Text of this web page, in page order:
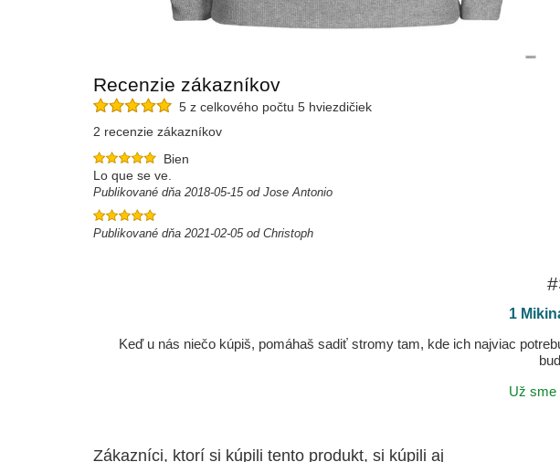
Recenzie zákazníkov
5 z celkového počtu 5 hviezdičiek
2 recenzie zákazníkov
Bien
Lo que se ve.
Publikované dňa 2018-05-15 od Jose Antonio
Publikované dňa 2021-02-05 od Christoph
1
Keď u nás niečo kúpiš, pomáhaš sadiť stromy tam, kde ich najviac
Už sme
Zákazníci, ktorí si kúpili tento produkt, si kúpili aj